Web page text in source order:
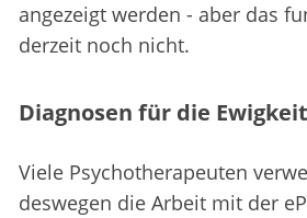
angezeigt werden - aber das
derzeit noch nicht.
Diagnosen für die Ewigkeit
Viele Psychotherapeuten
deswegen die Arbeit mit der